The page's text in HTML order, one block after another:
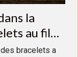
la
au fil
bracelets a